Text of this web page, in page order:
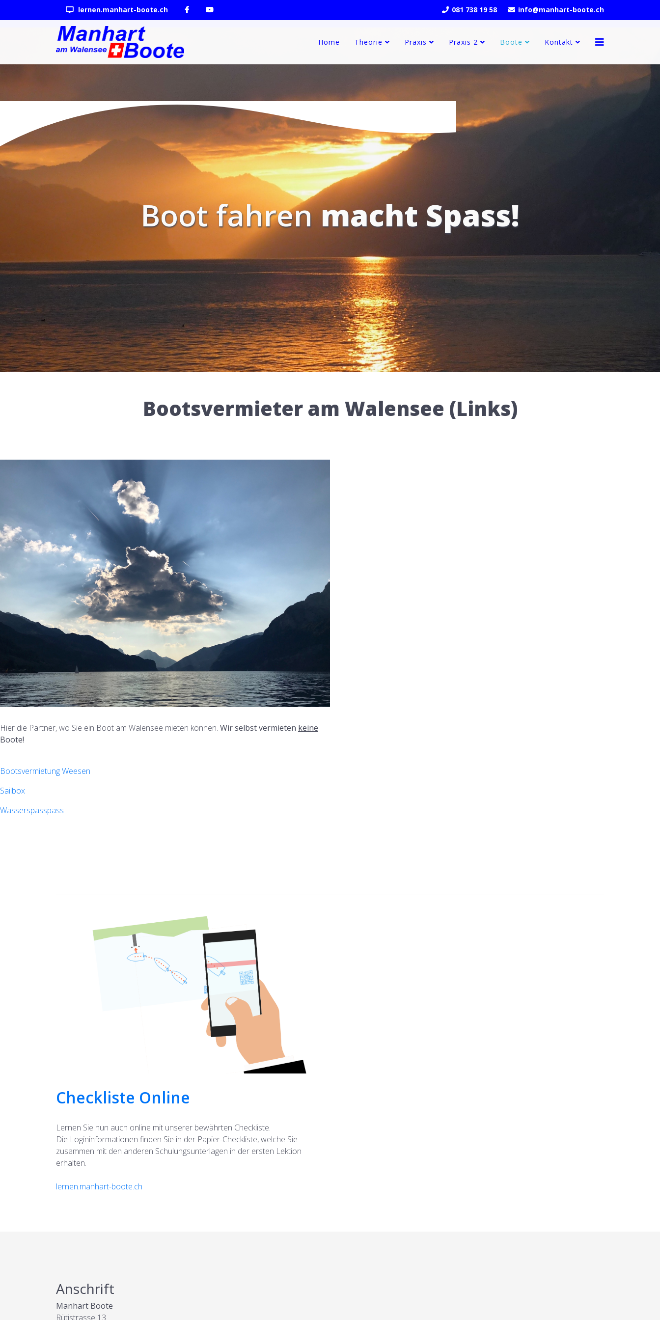
lernen.manhart-boote.ch 081 738 19 58 info@manhart-boote.ch
Home Theorie Praxis Praxis 2 Boote Kontakt
Boot fahrenmacht Spass!
Bootsvermieter am Walensee (Links)
Hier die Partner, wo Sie ein Boot am Walensee mieten können. Wir selbst vermieten keine
Boote!
Bootsvermietung Weesen
Sailbox
Wasserspasspass
Checkliste Online
Lernen Sie nun auch online mit unserer bewährten Checkliste.
Die Logininformationen finden Sie in der Papier-Checkliste, welche Sie
zusammen mit den anderen Schulungsunterlagen in der ersten Lektion
erhalten.
lernen.manhart-boote.ch
Anschrift
Manhart Boote
Rütistrasse 13